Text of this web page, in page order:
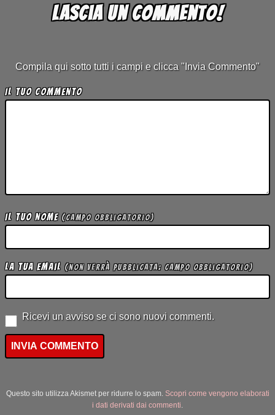
Lascia un commento!
Compila qui sotto tutti i campi e clicca "Invia Commento"
Il tuo Commento
Il tuo Nome (campo obbligatorio)
La tua Email (non verrà pubblicata; campo obbligatorio)
Ricevi un avviso se ci sono nuovi commenti.
Questo sito utilizza Akismet per ridurre lo spam. Scopri come vengono elaborati
i dati derivati dai commenti.